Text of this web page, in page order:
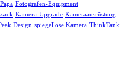
Fotografen-Equipment
Kamera-Upgrade Kameraausrüstung
Design spiegellose Kamera ThinkTank